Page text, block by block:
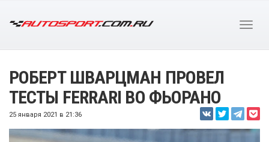
РОБЕРТ ШВАРЦМАН ПРОВЕЛ
ТЕСТЫ FERRARI ВО ФЬОРАНО
25 января 2021 в 21:36